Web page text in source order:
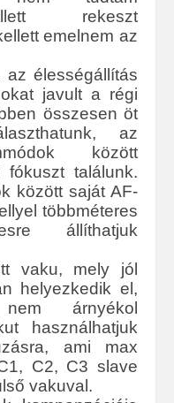
rekeszt
emelnem az
az élességállítás
javult a régi
összesen öt
az
között
találunk.
között saját AF-
többméteres
állíthatjuk
vaku, mely jól
helyezkedik el,
árnyékol
használhatjuk
ami max
C2, C3 slave
vakuval.